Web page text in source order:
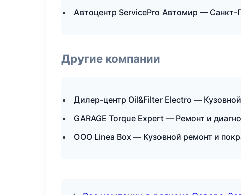
Автоцентр ServicePro Автомир — Санкт-
Другие компании
Дилер-центр Oil&Filter Electro —
GARAGE Torque Expert — Ремонт и
ООО Linea Box — Кузовной ремонт и